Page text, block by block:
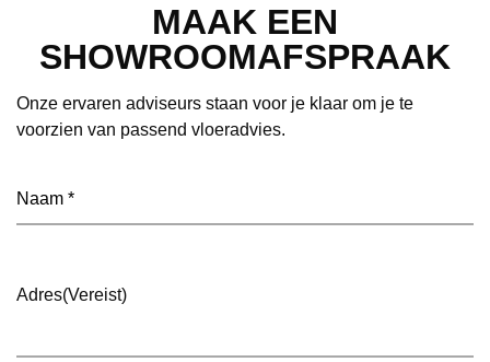
MAAK EEN
SHOWROOMAFSPRAAK
Onze ervaren adviseurs staan voor je klaar om je te
voorzien van passend vloeradvies.
Naam (Vereist)
Adres(Vereist)